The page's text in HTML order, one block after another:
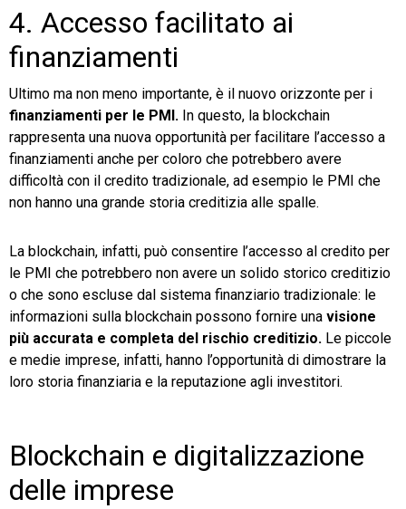
4. Accesso facilitato ai
finanziamenti
Ultimo ma non meno importante, è il nuovo orizzonte per i
finanziamenti per le PMI. In questo, la blockchain
rappresenta una nuova opportunità per facilitare l’accesso a
finanziamenti anche per coloro che potrebbero avere
difficoltà con il credito tradizionale, ad esempio le PMI che
non hanno una grande storia creditizia alle spalle.
La blockchain, infatti, può consentire l’accesso al credito per
le PMI che potrebbero non avere un solido storico creditizio
o che sono escluse dal sistema finanziario tradizionale: le
informazioni sulla blockchain possono fornire una visione
più accurata e completa del rischio creditizio. Le piccole
e medie imprese, infatti, hanno l’opportunità di dimostrare la
loro storia finanziaria e la reputazione agli investitori.
Blockchain e digitalizzazione
delle imprese